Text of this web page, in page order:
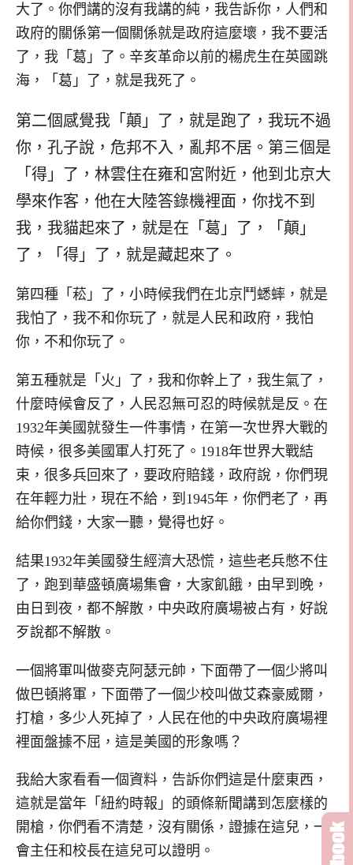
大了。你們講的沒有我講的純，我告訴你，人們和
政府的關係第一個關係就是政府這麼壞，我不要活
了，我「葛」了。辛亥革命以前的楊虎生在英國跳
海，「葛」了，就是我死了。
第二個感覺我「顛」了，就是跑了，我玩不過
你，孔子說，危邦不入，亂邦不居。第三個是
「得」了，林雲住在雍和宮附近，他到北京大
學來作客，他在大陸答錄機裡面，你找不到
我，我貓起來了，就是在「葛」了，「顛」
了，「得」了，就是藏起來了。
第四種「菘」了，小時候我們在北京鬥蟋蟀，就是
我怕了，我不和你玩了，就是人民和政府，我怕
你，不和你玩了。
第五種就是「火」了，我和你幹上了，我生氣了，
什麼時候會反了，人民忍無可忍的時候就是反。在
1932年美國就發生一件事情，在第一次世界大戰的
時候，很多美國軍人打死了。1918年世界大戰結
束，很多兵回來了，要政府賠錢，政府說，你們現
在年輕力壯，現在不給，到1945年，你們老了，再
給你們錢，大家一聽，覺得也好。
結果1932年美國發生經濟大恐慌，這些老兵憋不住
了，跑到華盛頓廣場集會，大家飢餓，由早到晚，
由日到夜，都不解散，中央政府廣場被占有，好說
歹說都不解散。
一個將軍叫做麥克阿瑟元帥，下面帶了一個少將叫
做巴頓將軍，下面帶了一個少校叫做艾森豪威爾，
打槍，多少人死掉了，人民在他的中央政府廣場裡
裡面盤據不屈，這是美國的形象嗎？
我給大家看看一個資料，告訴你們這是什麼東西，
這就是當年「紐約時報」的頭條新聞講到怎麼樣的
開槍，你們看不清楚，沒有關係，證據在這兒，一
會主任和校長在這兒可以證明。